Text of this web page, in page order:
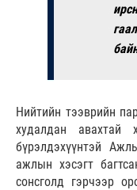
Нийтийн тээврийн
худалдан авахтай
бүрэлдэхүүнтэй
ажлын хэсэгт
сонсголд гэрчээр